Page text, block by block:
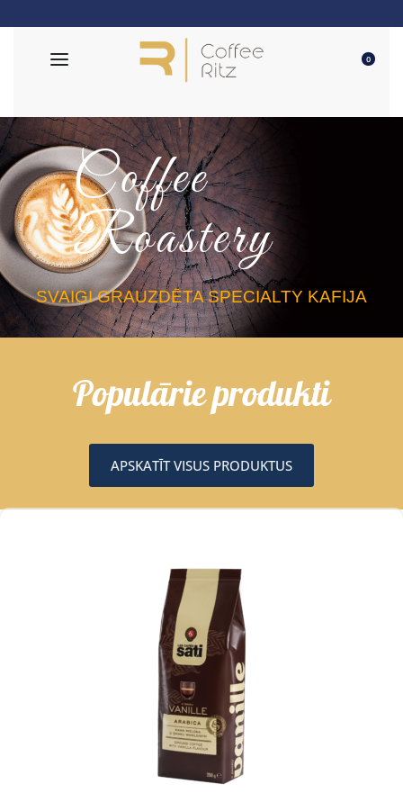
0
Coffee
Roastery
SVAIGI GRAUZDĒTA SPECIALTY KAFIJA
Populārie produkti
APSKATĪT VISUS PRODUKTUS